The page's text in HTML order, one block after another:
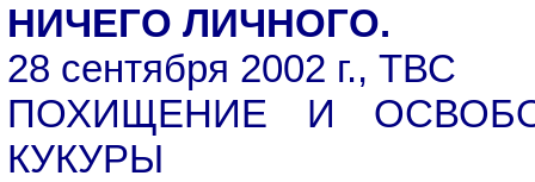
НИЧЕГО ЛИЧНОГО.
28 сентября 2002 г., ТВС
ПОХИЩЕНИЕ И
КУКУРЫ